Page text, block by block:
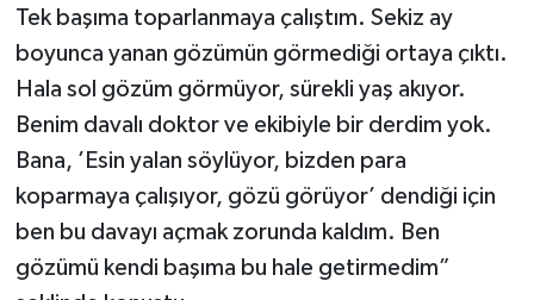
Tek başıma toparlanmaya çalıştım. Sekiz ay
boyunca yanan gözümün görmediği ortaya çıktı.
Hala sol gözüm görmüyor, sürekli yaş akıyor.
Benim davalı doktor ve ekibiyle bir derdim yok.
Bana, ’Esin yalan söylüyor, bizden para
koparmaya çalışıyor, gözü görüyor’ dendiği için
ben bu davayı açmak zorunda kaldım. Ben
gözümü kendi başıma bu hale getirmedim”